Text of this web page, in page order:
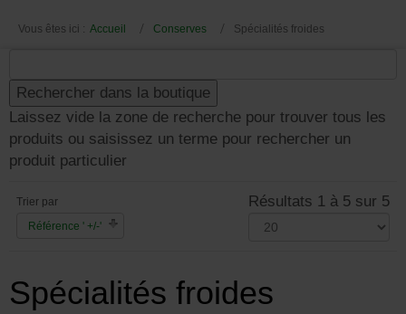
Vous êtes ici : Accueil Conserves Spécialités froides
Laissez vide la zone de recherche pour trouver tous les
produits ou saisissez un terme pour rechercher un
produit particulier
Trier par
Référence ' +/-'
Résultats 1 à 5 sur 5
Spécialités froides